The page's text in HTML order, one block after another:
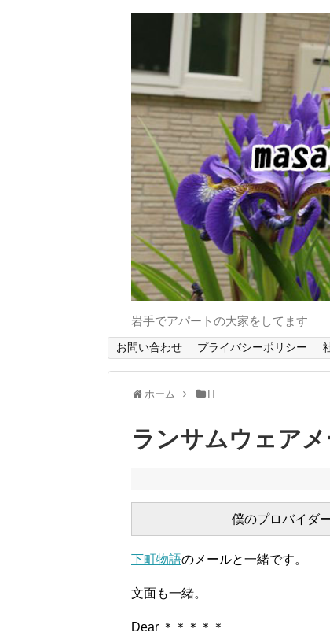
岩手でアパートの大家をしてます
お問い合わせ プライバシーポリシー
ホーム IT
ランサムウェア
下町物語のメールと一緒です。
文面も一緒。
Dear ＊＊＊＊＊